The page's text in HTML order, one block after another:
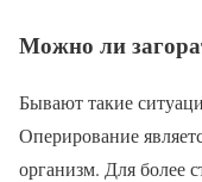
Можно ли
Бывают такие
Оперирование
организм. Для более